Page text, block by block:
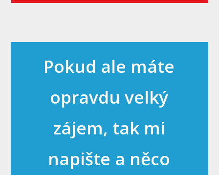
Pokud ale máte
opravdu velký
zájem, tak mi
napište a něco